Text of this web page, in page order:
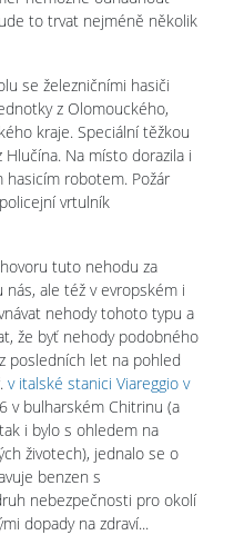
to trvat nejméně několik
se železničními hasiči
z Olomouckého,
kraje. Speciální těžkou
Na místo dorazila i
hasicím robotem. Požár
vrtulník
tuto nehodu za
ale též v evropském i
nehody tohoto typu a
že byť nehody podobného
posledních let na pohled
v italské stanici Viareggio v
v bulharském Chitrinu (a
i bylo s ohledem na
životech), jednalo se o
benzen s
nebezpečnosti pro okolí
dopady na zdraví...